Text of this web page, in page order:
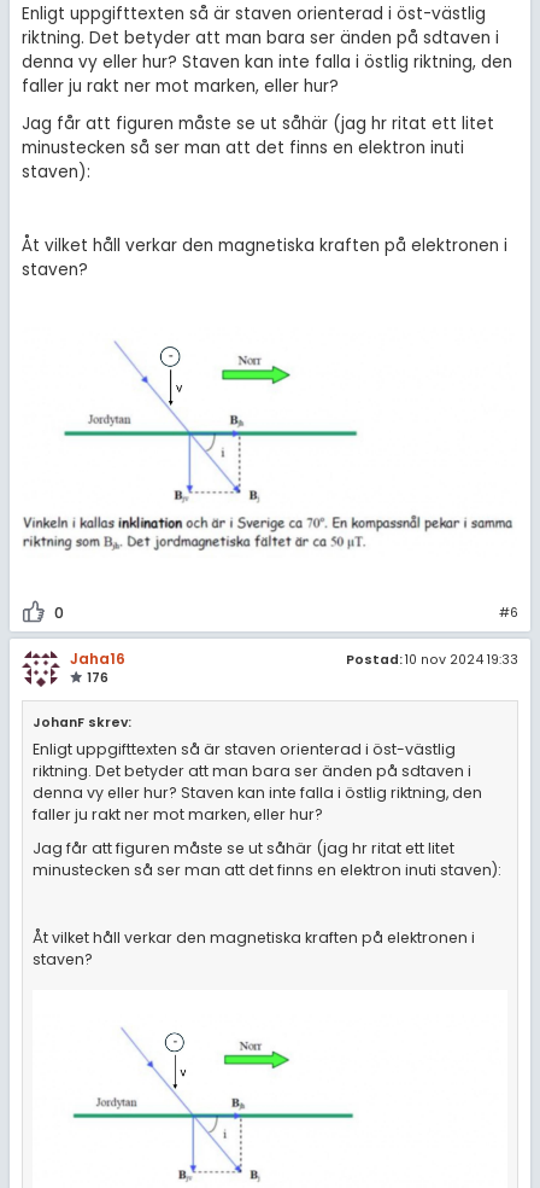
Enligt uppgifttexten så är staven orienterad i öst-västlig
riktning. Det betyder att man bara ser änden på sdtaven i
denna vy eller hur? Staven kan inte falla i östlig riktning, den
faller ju rakt ner mot marken, eller hur?
Jag får att figuren måste se ut såhär (jag hr ritat ett litet
minustecken så ser man att det finns en elektron inuti
staven):
Åt vilket håll verkar den magnetiska kraften på elektronen i
staven?
0 #6
Jaha16
176
Postad:10 nov 2024 19:33
JohanF skrev:
Enligt uppgifttexten så är staven orienterad i öst-västlig
riktning. Det betyder att man bara ser änden på sdtaven i
denna vy eller hur? Staven kan inte falla i östlig riktning, den
faller ju rakt ner mot marken, eller hur?
Jag får att figuren måste se ut såhär (jag hr ritat ett litet
minustecken så ser man att det finns en elektron inuti staven):
Åt vilket håll verkar den magnetiska kraften på elektronen i
staven?